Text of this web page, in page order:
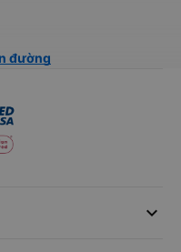
đường
keyboard_arrow_down